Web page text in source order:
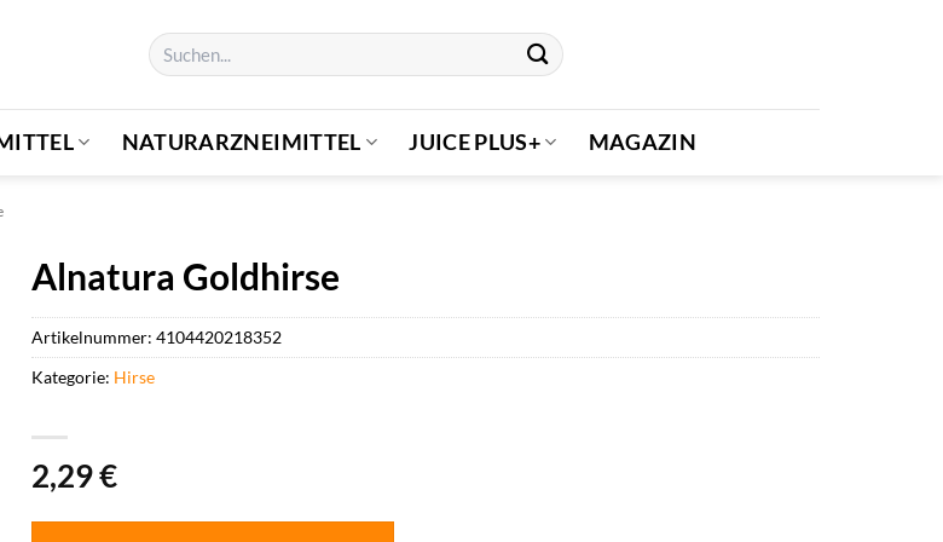
Suchen
nach:
NATURARZNEIMITTEL JUICE PLUS+ MAGAZIN
Alnatura Goldhirse
2,29€
Artikelnummer: 4104420218352
Kategorie: Hirse